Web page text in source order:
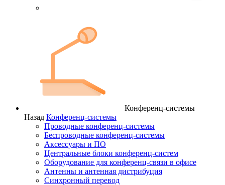
Конференц-системы
Назад Конференц-системы
Проводные конференц-системы
Беспроводные конференц-системы
Аксессуары и ПО
Центральные блоки конференц-систем
Оборудование для конференц-связи в офисе
Антенны и антенная дистрибуция
Синхронный перевод